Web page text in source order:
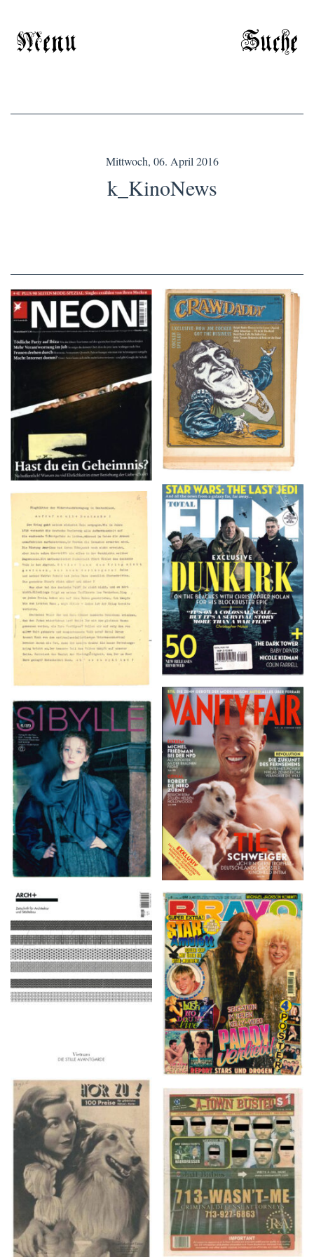
Menu Suche
Mittwoch, 06. April 2016
k_KinoNews
NEON – OKTOBER
2008
Crawdaddy – June/11/72
TOTAL FILM #260 –
SUMMER 2017
Flugblätter der Weissen
Rose – V, Januar 1943
VANITY FAIR – Nr. 7 –
8. Februar 2007
SIBYLLE 6/89
ARCH+ Nr. 226, Herbst
2016
BRAVO – Nr. 8, 13. Febr.
1997
HÖR ZU! – 1949,
NUMMER 10, Woche
vom 27. Februar bis 05.
März
A-TOWN BUSTED –
8/15/16–9/1/16